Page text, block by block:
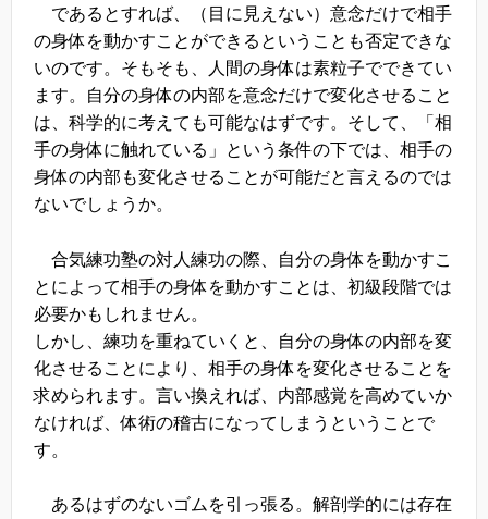
であるとすれば、（目に見えない）意念だけで相手
の身体を動かすことができるということも否定できな
いのです。そもそも、人間の身体は素粒子でできてい
ます。自分の身体の内部を意念だけで変化させること
は、科学的に考えても可能なはずです。そして、「相
手の身体に触れている」という条件の下では、相手の
身体の内部も変化させることが可能だと言えるのでは
ないでしょうか。
合気練功塾の対人練功の際、自分の身体を動かすこ
とによって相手の身体を動かすことは、初級段階では
必要かもしれません。
しかし、練功を重ねていくと、自分の身体の内部を変
化させることにより、相手の身体を変化させることを
求められます。言い換えれば、内部感覚を高めていか
なければ、体術の稽古になってしまうということで
す。
あるはずのないゴムを引っ張る。解剖学的には存在